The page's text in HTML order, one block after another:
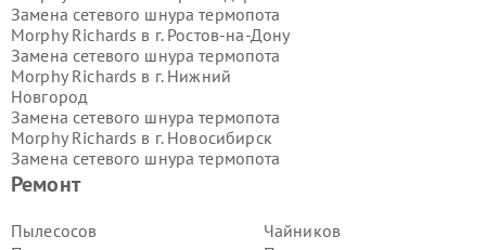
Ремонт
Пылесосов
Чайников
Замена сетевого шнура термопота
Morphy Richards в г. Ростов-на-Дону
Замена сетевого шнура термопота
Morphy Richards в г. Нижний
Новгород
Замена сетевого шнура термопота
Morphy Richards в г. Новосибирск
Замена сетевого шнура термопота
Morphy Richards в г.
Замена сетевого шнура термопота
Замена сетевого шнура термопота